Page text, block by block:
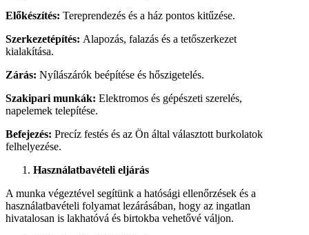
Előkészítés: Tereprendezés és a ház pontos kitűzése.
Szerkezetépítés: Alapozás, falazás és a tetőszerkezet
kialakítása.
Zárás: Nyílászárók beépítése és hőszigetelés.
Szakipari munkák: Elektromos és gépészeti szerelés,
napelemek telepítése.
Befejezés: Precíz festés és az Ön által választott burkolatok
felhelyezése.
Használatbavételi eljárás
A munka végeztével segítünk a hatósági ellenőrzések és a
használatbavételi folyamat lezárásában, hogy az ingatlan
hivatalosan is lakhatóvá és birtokba vehetővé váljon.